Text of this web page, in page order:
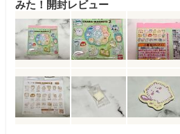
みた！開封レビュー